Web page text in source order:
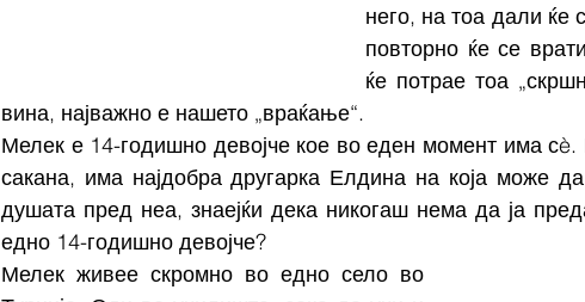
него, на тоа дали ќе
повторно ќе се
ќе потрае тоа
вина, најважно е нашето „враќање“.
Мелек е 14-годишно девојче кое во еден момент има сè.
сакана, има најдобра другарка Елдина на која може
душата пред неа, знаејќи дека никогаш нема да ја
едно 14-годишно девојче?
Мелек живее скромно во едно село во